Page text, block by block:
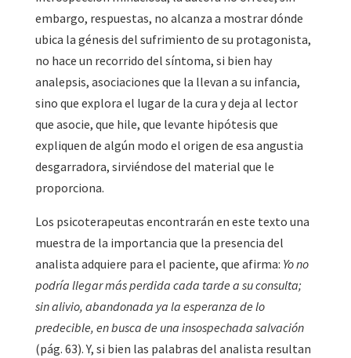
embargo, respuestas, no alcanza a mostrar dónde
ubica la génesis del sufrimiento de su protagonista,
no hace un recorrido del síntoma, si bien hay
analepsis, asociaciones que la llevan a su infancia,
sino que explora el lugar de la cura y deja al lector
que asocie, que hile, que levante hipótesis que
expliquen de algún modo el origen de esa angustia
desgarradora, sirviéndose del material que le
proporciona.
Los psicoterapeutas encontrarán en este texto una
muestra de la importancia que la presencia del
analista adquiere para el paciente, que afirma: Yo no
podría llegar más perdida cada tarde a su consulta;
sin alivio, abandonada ya la esperanza de lo
predecible, en busca de una insospechada salvación
(pág. 63). Y, si bien las palabras del analista resultan